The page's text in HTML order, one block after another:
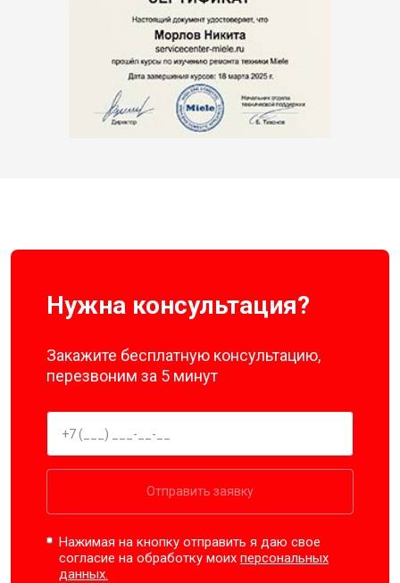
Нужна консультация?
Закажите бесплатную консультацию,
перезвоним за 5 минут
Отправить заявку
Нажимая на кнопку отправить я даю свое
согласие на обработку моихперсональных
данных.